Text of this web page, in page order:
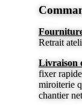
Retrait
Livraison
fixer
miroiterie
chantier